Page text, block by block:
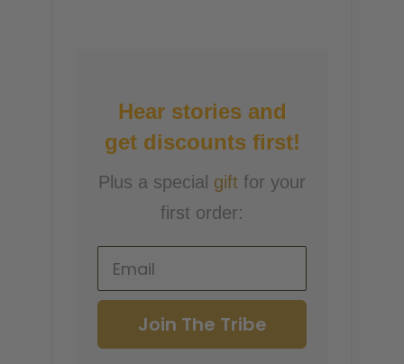
Hear stories and
get discounts first!
Plus a special gift for your
first order:
Join The Tribe